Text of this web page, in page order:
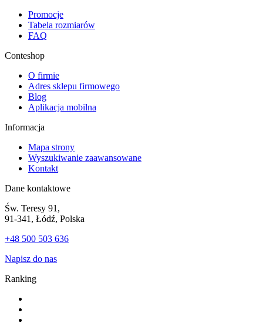
Promocje
Tabela rozmiarów
FAQ
Conteshop
O firmie
Adres sklepu firmowego
Blog
Aplikacja mobilna
Informacja
Mapa strony
Wyszukiwanie zaawansowane
Kontakt
Dane kontaktowe
Św. Teresy 91,
91-341, Łódź, Polska
+48 500 503 636
Napisz do nas
Ranking